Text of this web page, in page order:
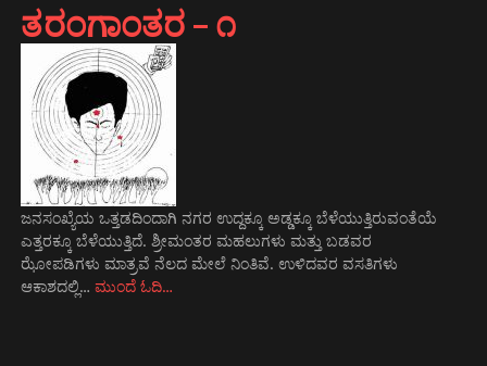
ತರಂಗಾಂತರ – ೧
ಜನಸಂಖ್ಯೆಯ ಒತ್ತಡದಿಂದಾಗಿ ನಗರ ಉದ್ದಕ್ಕೂ ಅಡ್ಡಕ್ಕೂ ಬೆಳೆಯುತ್ತಿರುವಂತೆಯೆ
ಎತ್ತರಕ್ಕೂ ಬೆಳೆಯುತ್ತಿದೆ. ಶ್ರೀಮಂತರ ಮಹಲುಗಳು ಮತ್ತು ಬಡವರ
ಝೋಪಡಿಗಳು ಮಾತ್ರವೆ ನೆಲದ ಮೇಲೆ ನಿಂತಿವೆ. ಉಳಿದವರ ವಸತಿಗಳು
ಆಕಾಶದಲ್ಲಿ…ಮುಂದೆ ಓದಿ…